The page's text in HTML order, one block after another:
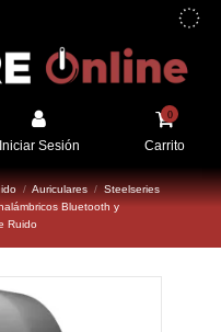
Iniciar Sesión
0
Carrito
Auriculares
Steelseries
Bluetooth y
Ruido